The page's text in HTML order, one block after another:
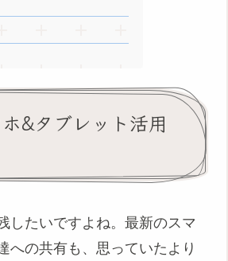
&タブレット活用
したいですよね。最新のスマ
への共有も、思っていたより